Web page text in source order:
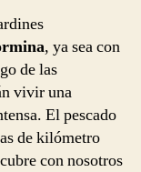
, ya sea con
de las
vivir una
El pescado
de kilómetro
con nosotros